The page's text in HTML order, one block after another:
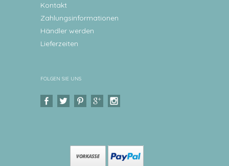
Kontakt
Zahlungsinformationen
Händler werden
Lieferzeiten
FOLGEN SIE UNS